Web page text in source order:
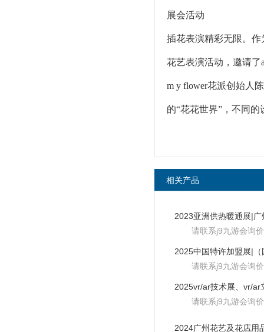
展会活动
插花表演精彩无限。
花艺表演活动，邀请了
m y flower花派创始人
的“花花世界”，不同
相关产品
请联系j9九游会询价
请联系j9九游会询价
请联系j9九游会询价